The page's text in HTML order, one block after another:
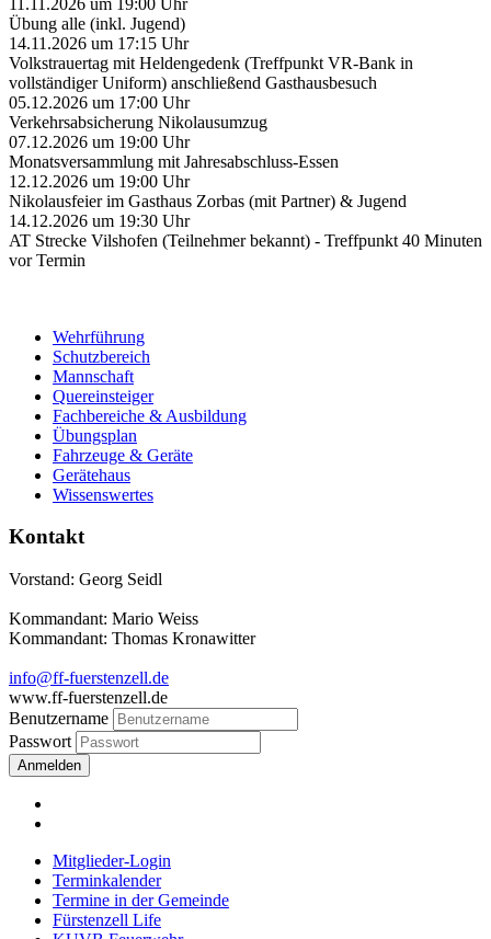
Übung alle (inkl. Jugend)
14.11.2026 um 17:15 Uhr
Volkstrauertag mit Heldengedenk (Treffpunkt VR-Bank in
vollständiger Uniform) anschließend Gasthausbesuch
05.12.2026 um 17:00 Uhr
Verkehrsabsicherung Nikolausumzug
07.12.2026 um 19:00 Uhr
Monatsversammlung mit Jahresabschluss-Essen
12.12.2026 um 19:00 Uhr
Nikolausfeier im Gasthaus Zorbas (mit Partner) & Jugend
14.12.2026 um 19:30 Uhr
AT Strecke Vilshofen (Teilnehmer bekannt) - Treffpunkt 40 Minuten
vor Termin
Wehrführung
Schutzbereich
Mannschaft
Quereinsteiger
Fachbereiche & Ausbildung
Übungsplan
Fahrzeuge & Geräte
Gerätehaus
Wissenswertes
Kontakt
Vorstand: Georg Seidl
Kommandant: Mario Weiss
Kommandant: Thomas Kronawitter
info@ff-fuerstenzell.de
www.ff-fuerstenzell.de
Benutzername
Passwort
Anmelden
Mitglieder-Login
Terminkalender
Termine in der Gemeinde
Fürstenzell Life